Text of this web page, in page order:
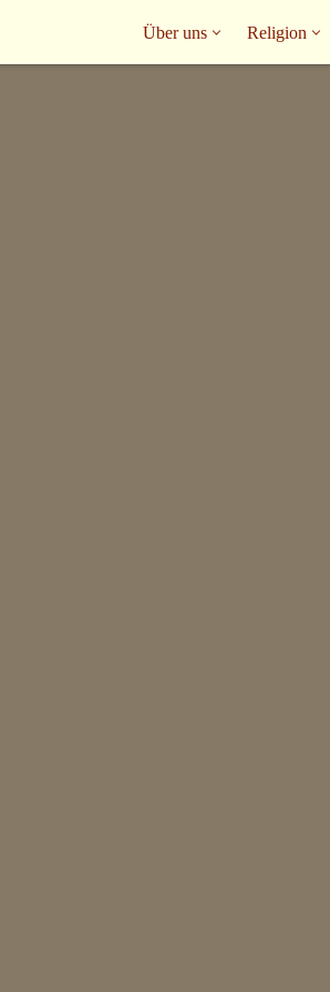
Über uns Religion